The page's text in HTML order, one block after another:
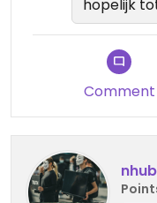
hopelijk
Comment